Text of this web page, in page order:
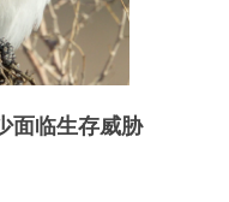
面临生存威胁